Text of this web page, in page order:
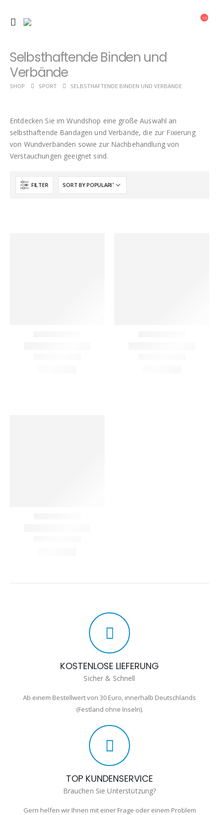
Selbsthaftende Binden und
Verbände
SHOP SPORT SELBSTHAFTENDE BINDEN UND VERBÄNDE
Entdecken Sie im Wundshop eine große Auswahl an
selbsthaftende Bandagen und Verbände, die zur Fixierung
von Wundverbänden sowie zur Nachbehandlung von
Verstauchungen geeignet sind.
FILTER
KOSTENLOSE LIEFERUNG
Sicher & Schnell
Ab einem Bestellwert von 30 Euro, innerhalb Deutschlands
(Festland ohne Inseln).
TOP KUNDENSERVICE
Brauchen Sie Unterstützung?
Gern helfen wir Ihnen mit einer Frage oder einem Problem